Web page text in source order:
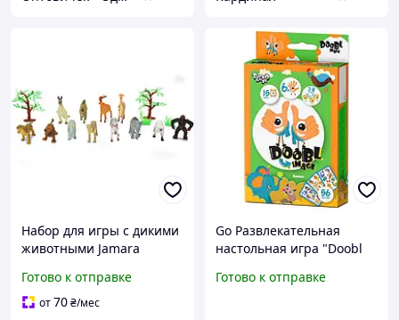
Набор для игры с дикими
животными Jamara
предметов, идеальный
аксессуар для любого
Готово к отправке
от70₴/мес
Go Развлекательная
настольная игра "Doobl
языке Животные
Готово к отправке